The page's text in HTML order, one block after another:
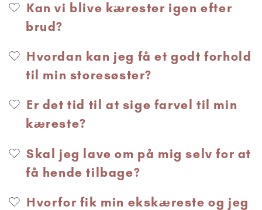
Kan vi blive kærester igen efter
brud?
Hvordan kan jeg få et godt forhold
til min storesøster?
Er det tid til at sige farvel til min
kæreste?
Skal jeg lave om på mig selv for at
få hende tilbage?
Hvorfor fik min ekskæreste og jeg